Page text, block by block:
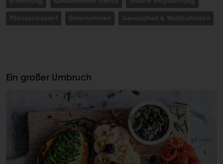
Pflanzenbasiert
Unternehmen Gesundheit & Wohlbefinden
Ein großer Umbruch